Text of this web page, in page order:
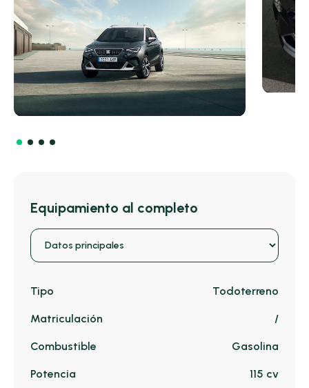
Equipamiento al completo
Tipo Todoterreno
Matriculación /
Combustible Gasolina
Potencia 115 cv